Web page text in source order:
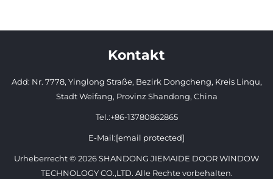
Kontakt
Add: Nr. 7778, Yinglong Straße, Bezirk Dongcheng, Kreis Linqu,
Stadt Weifang, Provinz Shandong, China
Tel.:+86-13780862865
E-Mail:[email protected]
Urheberrecht © 2026 SHANDONG JIEMAIDE DOOR WINDOW
TECHNOLOGY CO.,LTD. Alle Rechte vorbehalten.